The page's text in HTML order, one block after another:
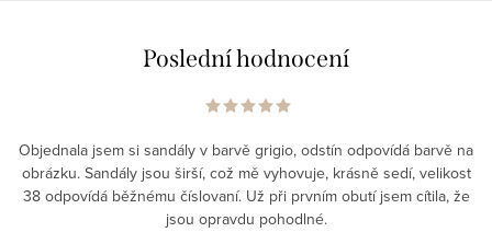
Poslední hodnocení
Objednala jsem si sandály v barvě grigio, odstín odpovídá barvě na
obrázku. Sandály jsou širší, což mě vyhovuje, krásně sedí, velikost
38 odpovídá běžnému číslovaní. Už při prvním obutí jsem cítila, že
jsou opravdu pohodlné.